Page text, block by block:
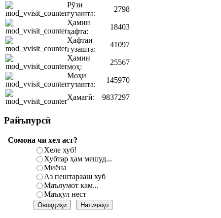
Рӯзи
гузашта:
2798
Ҳамин
ҳафта:
18403
Ҳафтаи
гузашта:
41097
Ҳамин
моҳ:
25567
Моҳи
гузашта:
145970
Ҳамагӣ: 9837297
Райъпурсӣ
Сомона чи хел аст?
Хеле хуб!
Хубтар ҳам мешуд...
Миёна
Аз пештарааш хуб
Маълумот кам...
Маъқул нест